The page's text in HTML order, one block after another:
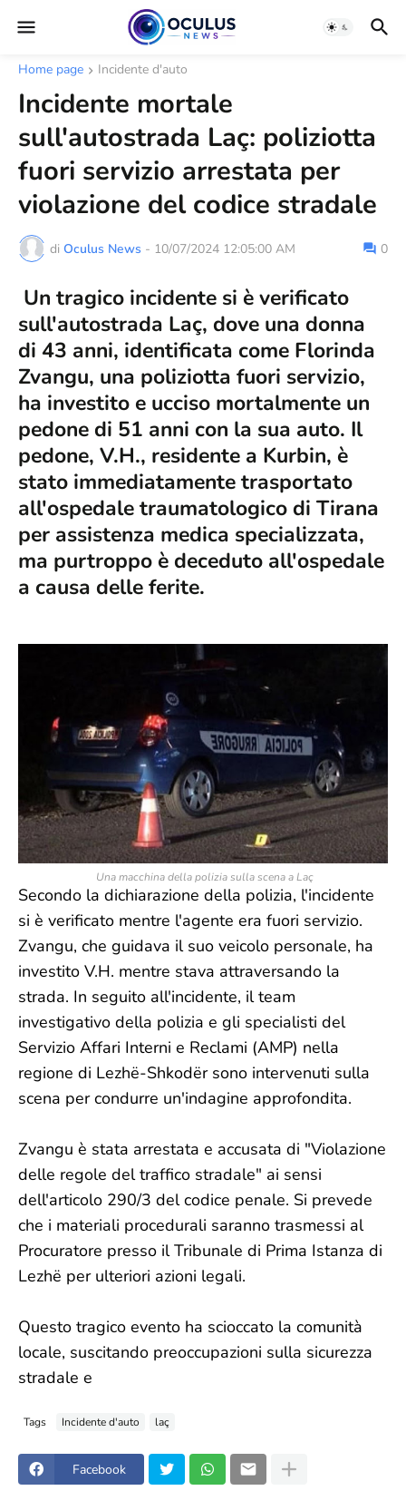
Home page Incidente d'auto
Incidente mortale
sull'autostrada Laç: poliziotta
fuori servizio arrestata per
violazione del codice stradale
di Oculus News - 10/07/2024 12:05:00 AM 0
Un tragico incidente si è verificato
sull'autostrada Laç, dove una donna
di 43 anni, identificata come Florinda
Zvangu, una poliziotta fuori servizio,
ha investito e ucciso mortalmente un
pedone di 51 anni con la sua auto. Il
pedone, V.H., residente a Kurbin, è
stato immediatamente trasportato
all'ospedale traumatologico di Tirana
per assistenza medica specializzata,
ma purtroppo è deceduto all'ospedale
a causa delle ferite.
Una macchina della polizia sulla scena a Laç
Secondo la dichiarazione della polizia, l'incidente
si è verificato mentre l'agente era fuori servizio.
Zvangu, che guidava il suo veicolo personale, ha
investito V.H. mentre stava attraversando la
strada. In seguito all'incidente, il team
investigativo della polizia e gli specialisti del
Servizio Affari Interni e Reclami (AMP) nella
regione di Lezhë-Shkodër sono intervenuti sulla
scena per condurre un'indagine approfondita.
Zvangu è stata arrestata e accusata di "Violazione
delle regole del traffico stradale" ai sensi
dell'articolo 290/3 del codice penale. Si prevede
che i materiali procedurali saranno trasmessi al
Procuratore presso il Tribunale di Prima Istanza di
Lezhë per ulteriori azioni legali.
Questo tragico evento ha scioccato la comunità
locale, suscitando preoccupazioni sulla sicurezza
stradale e
Tags Incidente d'auto laç
Facebook